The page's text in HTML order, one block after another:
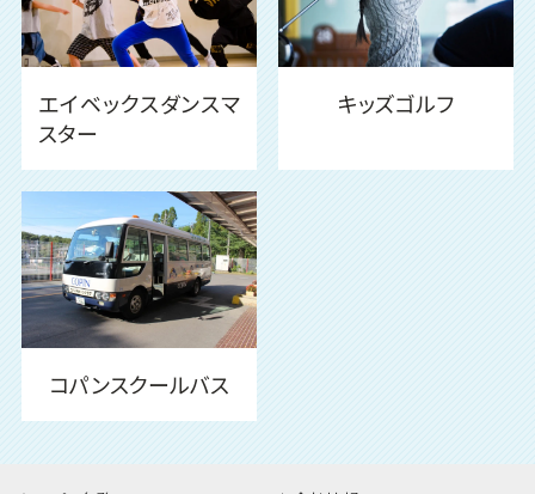
エイベックスダンスマ
スター
キッズゴルフ
コパンスクールバス